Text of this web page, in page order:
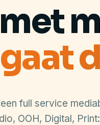
full service
OOH, Digital,